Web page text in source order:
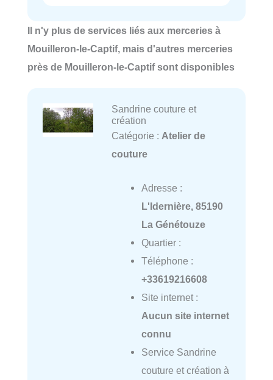
Il n'y plus de services liés aux merceries à
Mouilleron-le-Captif, mais d'autres merceries
près de Mouilleron-le-Captif sont disponibles
Sandrine couture et
création
Catégorie : Atelier de
couture
Adresse :
L'Idernière, 85190
La Génétouze
Quartier :
Téléphone :
+33619216608
Site internet :
Aucun site internet
connu
Service Sandrine
couture et création à